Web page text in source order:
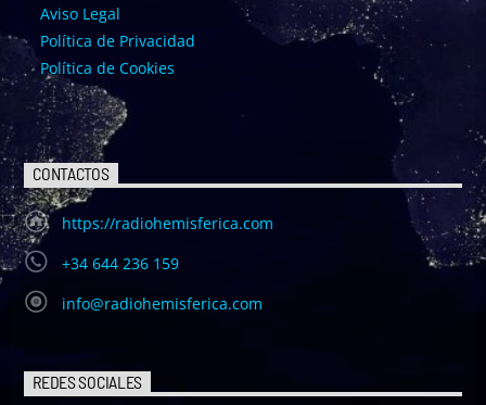
Aviso Legal
Política de Privacidad
Política de Cookies
CONTACTOS
https://radiohemisferica.com
+34 644 236 159
info@radiohemisferica.com
REDES SOCIALES